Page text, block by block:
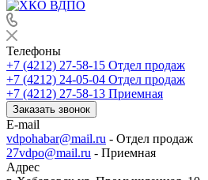
Телефоны
+7 (4212) 27-58-15 Отдел продаж
+7 (4212) 24-05-04 Отдел продаж
+7 (4212) 27-58-13 Приемная
Заказать звонок
E-mail
vdpohabar@mail.ru - Отдел продаж
27vdpo@mail.ru - Приемная
Адрес